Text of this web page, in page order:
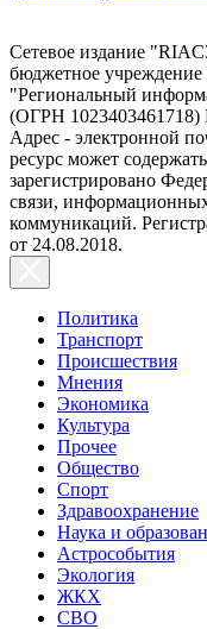
Сетевое издание
бюджетное учреждение
"Региональный
(ОГРН 1023403461718)
Адрес - электронной
ресурс может
зарегистрировано
связи,
коммуникаций.
от 24.08.2018.
Политика
Транспорт
Происшествия
Мнения
Экономика
Культура
Прочее
Общество
Спорт
Здравоохранение
Наука и
Астрособытия
Экология
ЖКХ
СВО